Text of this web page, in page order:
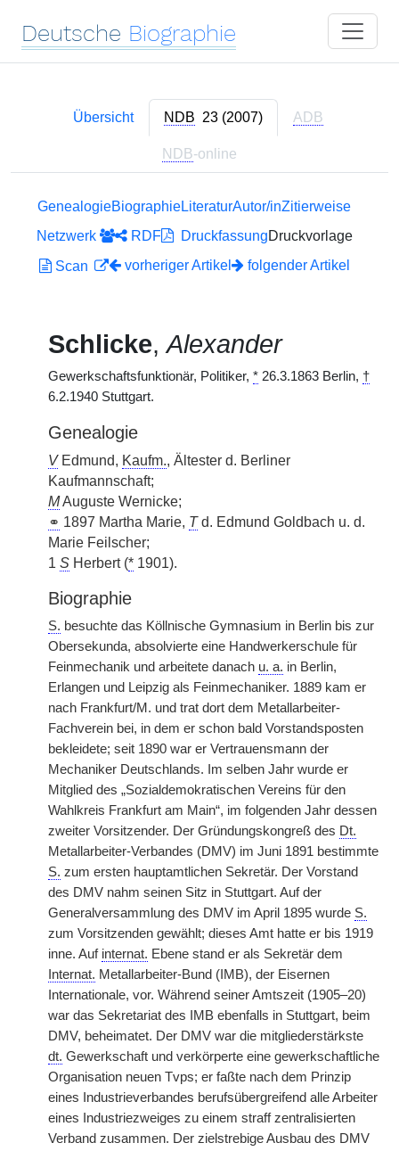
Deutsche Biographie
Übersicht NDB 23 (2007) ADB
NDB-online
GenealogieBiographieLiteraturAutor/inZitierweise
Netzwerk
RDF DruckfassungDruckvorlage
Scan
vorheriger Artikel folgender Artikel
Schlicke,Alexander
Gewerkschaftsfunktionär, Politiker, * 26.3.1863 Berlin, †
6.2.1940 Stuttgart.
Genealogie
VEdmund, Kaufm., Ältester d. Berliner
Kaufmannschaft;
MAuguste Wernicke;
⚭ 1897 Martha Marie, Td. Edmund Goldbach u. d.
Marie Feilscher;
1 S Herbert (* 1901).
Biographie
S. besuchte das Köllnische Gymnasium in Berlin bis zur
Obersekunda, absolvierte eine Handwerkerschule für
Feinmechanik und arbeitete danach u. a. in Berlin,
Erlangen und Leipzig als Feinmechaniker. 1889 kam er
nach Frankfurt/M. und trat dort dem Metallarbeiter-
Fachverein bei, in dem er schon bald Vorstandsposten
bekleidete; seit 1890 war er Vertrauensmann der
Mechaniker Deutschlands. Im selben Jahr wurde er
Mitglied des „Sozialdemokratischen Vereins für den
Wahlkreis Frankfurt am Main“, im folgenden Jahr dessen
zweiter Vorsitzender. Der Gründungskongreß des Dt.
Metallarbeiter-Verbandes (DMV) im Juni 1891 bestimmte
S. zum ersten hauptamtlichen Sekretär. Der Vorstand
des DMV nahm seinen Sitz in Stuttgart. Auf der
Generalversammlung des DMV im April 1895 wurde S.
zum Vorsitzenden gewählt; dieses Amt hatte er bis 1919
inne. Auf internat. Ebene stand er als Sekretär dem
Internat. Metallarbeiter-Bund (IMB), der Eisernen
Internationale, vor. Während seiner Amtszeit (1905–20)
war das Sekretariat des IMB ebenfalls in Stuttgart, beim
DMV, beheimatet. Der DMV war die mitgliederstärkste
dt. Gewerkschaft und verkörperte eine gewerkschaftliche
Organisation neuen Tvps; er faßte nach dem Prinzip
eines Industrieverbandes berufsübergreifend alle Arbeiter
eines Industriezweiges zu einem straff zentralisierten
Verband zusammen. Der zielstrebige Ausbau des DMV